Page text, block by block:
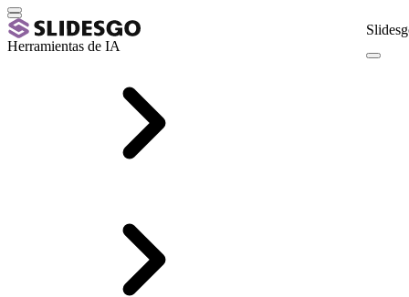
Herramientas de IA